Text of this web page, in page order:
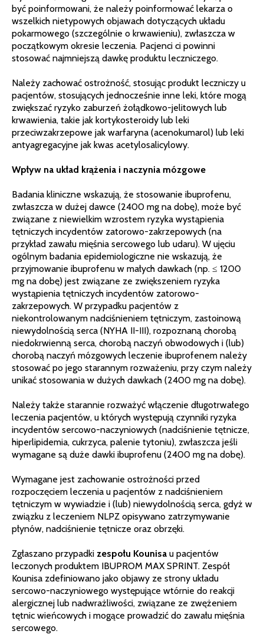
być poinformowani, że należy poinformować lekarza o
wszelkich nietypowych objawach dotyczących układu
pokarmowego (szczególnie o krwawieniu), zwłaszcza w
początkowym okresie leczenia. Pacjenci ci powinni
stosować najmniejszą dawkę produktu leczniczego.
Należy zachować ostrożność, stosując produkt leczniczy u
pacjentów, stosujących jednocześnie inne leki, które mogą
zwiększać ryzyko zaburzeń żołądkowo-jelitowych lub
krwawienia, takie jak kortykosteroidy lub leki
przeciwzakrzepowe jak warfaryna (acenokumarol) lub leki
antyagregacyjne jak kwas acetylosalicylowy.
Wpływ na układ krążenia i naczynia mózgowe
Badania kliniczne wskazują, że stosowanie ibuprofenu,
zwłaszcza w dużej dawce (2400 mg na dobę), może być
związane z niewielkim wzrostem ryzyka wystąpienia
tętniczych incydentów zatorowo-zakrzepowych (na
przykład zawału mięśnia sercowego lub udaru). W ujęciu
ogólnym badania epidemiologiczne nie wskazują, że
przyjmowanie ibuprofenu w małych dawkach (np. ≤ 1200
mg na dobę) jest związane ze zwiększeniem ryzyka
wystąpienia tętniczych incydentów zatorowo-
zakrzepowych. W przypadku pacjentów z
niekontrolowanym nadciśnieniem tętniczym, zastoinową
niewydolnością serca (NYHA II-III), rozpoznaną chorobą
niedokrwienną serca, chorobą naczyń obwodowych i (lub)
chorobą naczyń mózgowych leczenie ibuprofenem należy
stosować po jego starannym rozważeniu, przy czym należy
unikać stosowania w dużych dawkach (2400 mg na dobę).
Należy także starannie rozważyć włączenie długotrwałego
leczenia pacjentów, u których występują czynniki ryzyka
incydentów sercowo-naczyniowych (nadciśnienie tętnicze,
hiperlipidemia, cukrzyca, palenie tytoniu), zwłaszcza jeśli
wymagane są duże dawki ibuprofenu (2400 mg na dobę).
Wymagane jest zachowanie ostrożności przed
rozpoczęciem leczenia u pacjentów z nadciśnieniem
tętniczym w wywiadzie i (lub) niewydolnością serca, gdyż w
związku z leczeniem NLPZ opisywano zatrzymywanie
płynów, nadciśnienie tętnicze oraz obrzęki.
Zgłaszano przypadki zespołu Kounisa u pacjentów
leczonych produktem IBUPROM MAX SPRINT. Zespół
Kounisa zdefiniowano jako objawy ze strony układu
sercowo-naczyniowego występujące wtórnie do reakcji
alergicznej lub nadwrażliwości, związane ze zwężeniem
tętnic wieńcowych i mogące prowadzić do zawału mięśnia
sercowego.